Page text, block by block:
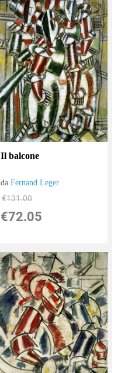
Il balcone
daFernand Leger
€131.00
€72.05